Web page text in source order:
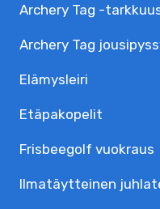
Archery Tag -
Archery Tag
Elämysleiri
Etäpakopelit
Frisbeegolf vuokraus
Ilmatäytteinen